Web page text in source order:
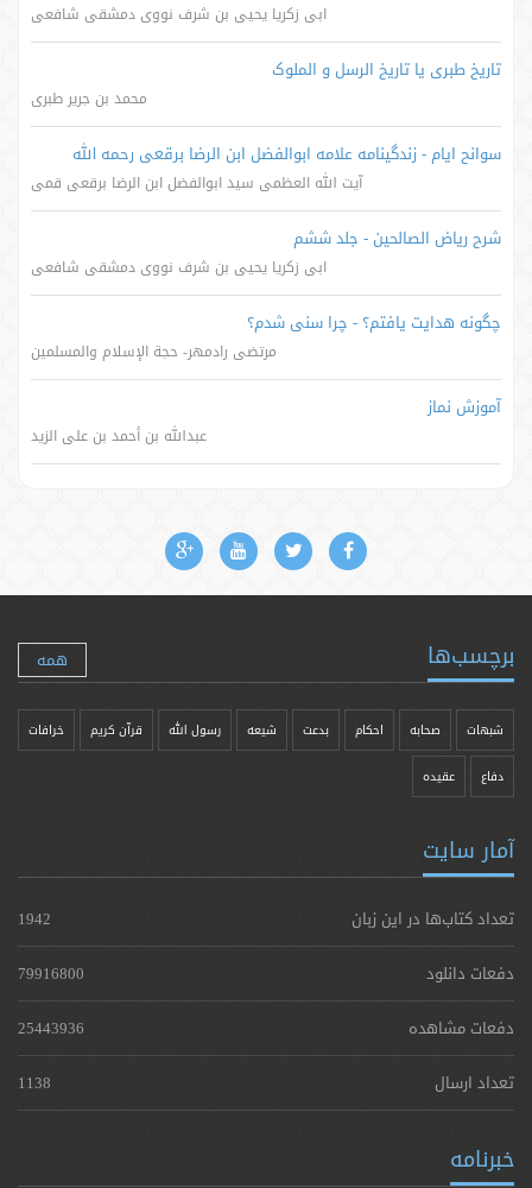
ابی زکریا یحیی بن شرف نووی دمشقی شافعی
تاریخ طبری یا تاریخ الرسل و الملوک
محمد بن جریر طبری
سوانح ایام - زندگینامه علامه ابوالفضل ابن الرضا برقعی رحمه الله
آیت الله العظمی سید ابوالفضل ابن الرضا برقعی قمی
شرح ریاض الصالحین - جلد ششم
ابی زکریا یحیی بن شرف نووی دمشقی شافعی
چگونه هدایت یافتم؟ - چرا سنی شدم؟
مرتضی رادمهر- حجة الإسلام والمسلمین
آموزش نماز
عبدالله بن أحمد بن علی الزید
برچسب‌ها همه
شبهات صحابه احکام بدعت شیعه رسول الله قرآن کریم خرافات
دفاع عقیده
آمار سایت
تعداد کتاب‌ها در این زبان
1942
دفعات دانلود
79916800
دفعات مشاهده
25443936
تعداد ارسال
1138
خبرنامه